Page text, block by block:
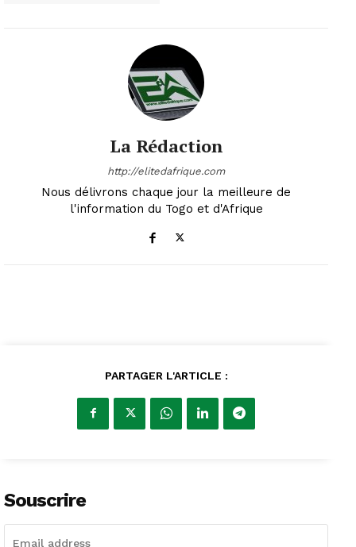
La Rédaction
http://elitedafrique.com
Nous délivrons chaque jour la meilleure de
l'information du Togo et d'Afrique
PARTAGER L'ARTICLE :
Souscrire